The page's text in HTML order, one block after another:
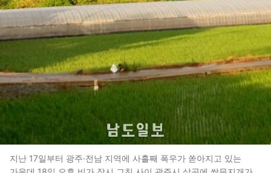
지난 17일부터 광주·전남 지역에 사흘째 폭우가 쏟아지고 있는